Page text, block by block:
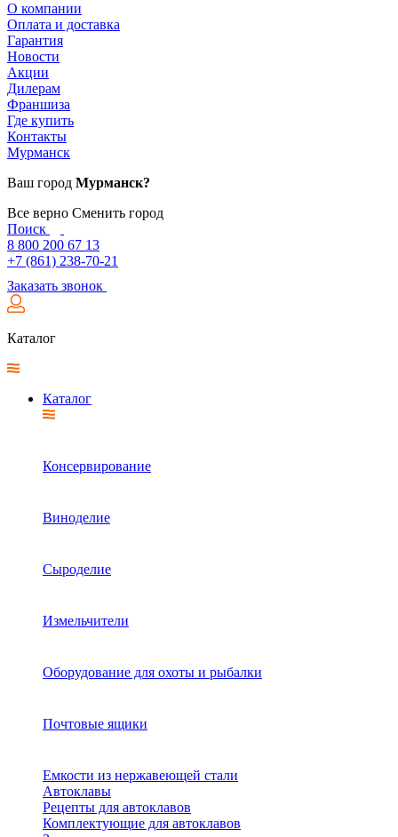
О компании
Оплата и доставка
Гарантия
Новости
Акции
Дилерам
Франшиза
Где купить
Контакты
Мурманск
Ваш город Мурманск?
Все верно Сменить город
Поиск
8 800 200 67 13
+7 (861) 238-70-21
Заказать звонок
Каталог
Каталог
Консервирование
Виноделие
Сыроделие
Измельчители
Оборудование для охоты и рыбалки
Почтовые ящики
Емкости из нержавеющей стали
Автоклавы
Рецепты для автоклавов
Комплектующие для автоклавов